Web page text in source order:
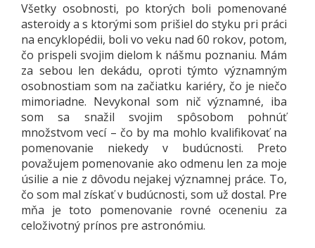
Všetky osobnosti, po ktorých boli pomenované
asteroidy a s ktorými som prišiel do styku pri práci
na encyklopédii, boli vo veku nad 60 rokov, potom,
čo prispeli svojim dielom k nášmu poznaniu. Mám
za sebou len dekádu, oproti týmto významným
osobnostiam som na začiatku kariéry, čo je niečo
mimoriadne. Nevykonal som nič významné, iba
som sa snažil svojim spôsobom pohnúť
množstvom vecí – čo by ma mohlo kvalifikovať na
pomenovanie niekedy v budúcnosti. Preto
považujem pomenovanie ako odmenu len za moje
úsilie a nie z dôvodu nejakej významnej práce. To,
čo som mal získať v budúcnosti, som už dostal. Pre
mňa je toto pomenovanie rovné oceneniu za
celoživotný prínos pre astronómiu.